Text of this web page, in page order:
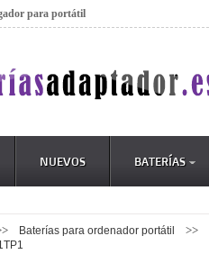
para portátil
NUEVOS BATERÍAS
Baterías para ordenador portátil >>